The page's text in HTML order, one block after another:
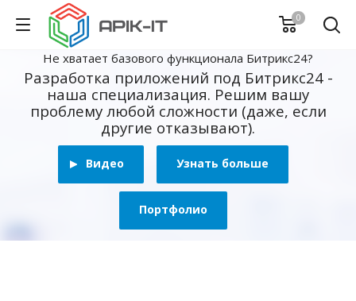
0
Не хватает базового функционала Битрикс24?
Разработка приложений под Битрикс24 -
наша специализация. Решим вашу
проблему любой сложности (даже, если
другие отказывают).
Видео Узнать больше
Портфолио